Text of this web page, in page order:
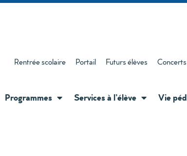
Rentrée scolaire Portail Futurs élèves
Programmes Services à l’élève Vie